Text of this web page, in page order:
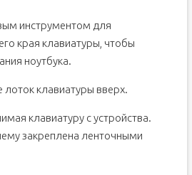
инструментом для
края клавиатуры, чтобы
ноутбука.
клавиатуры вверх.
клавиатуру с устройства.
закреплена ленточными